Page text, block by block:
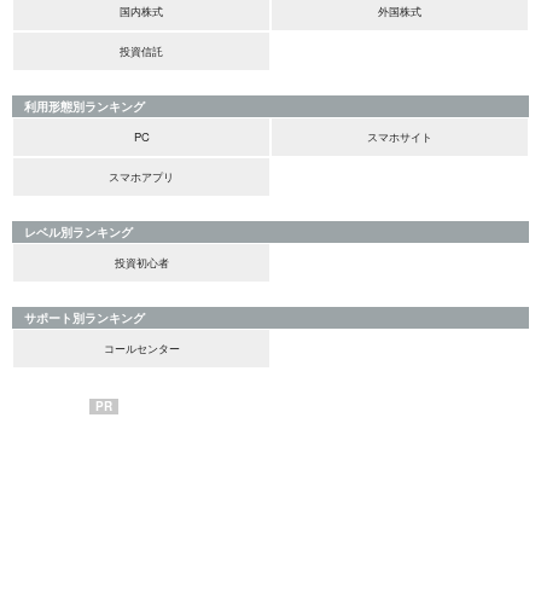
国内株式
外国株式
投資信託
利用形態別ランキング
PC
スマホサイト
スマホアプリ
レベル別ランキング
投資初心者
サポート別ランキング
コールセンター
PR